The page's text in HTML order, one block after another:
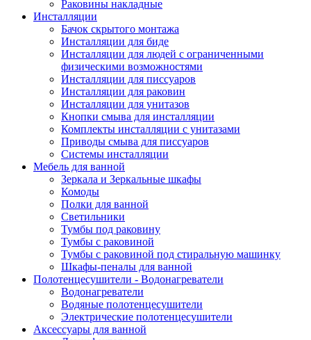
Раковины накладные
Инсталляции
Бачок скрытого монтажа
Инсталляции для биде
Инсталляции для людей с ограниченными
физическими возможностями
Инсталляции для писсуаров
Инсталляции для раковин
Инсталляции для унитазов
Кнопки смыва для инсталляции
Комплекты инсталляции с унитазами
Приводы смыва для писсуаров
Системы инсталляции
Мебель для ванной
Зеркала и Зеркальные шкафы
Комоды
Полки для ванной
Светильники
Тумбы под раковину
Тумбы с раковиной
Тумбы с раковиной под стиральную машинку
Шкафы-пеналы для ванной
Полотенцесушители - Водонагреватели
Водонагреватели
Водяные полотенцесушители
Электрические полотенцесушители
Аксессуары для ванной